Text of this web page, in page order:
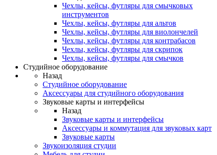
Чехлы, кейсы, футляры для смычковых
инструментов
Чехлы, кейсы, футляры для альтов
Чехлы, кейсы, футляры для виолончелей
Чехлы, кейсы, футляры для контрабасов
Чехлы, кейсы, футляры для скрипок
Чехлы, кейсы, футляры для смычков
Студийное оборудование
Назад
Студийное оборудование
Аксессуары для студийного оборудования
Звуковые карты и интерфейсы
Назад
Звуковые карты и интерфейсы
Аксессуары и коммутация для звуковых карт
Звуковые карты
Звукоизоляция студии